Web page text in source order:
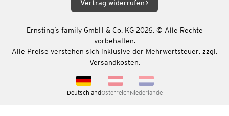
Vertrag widerrufen
Ernsting’s family GmbH & Co. KG 2026. © Alle Rechte
vorbehalten.
Alle Preise verstehen sich inklusive der Mehrwertsteuer, zzgl.
Versandkosten.
DeutschlandÖsterreichNiederlande